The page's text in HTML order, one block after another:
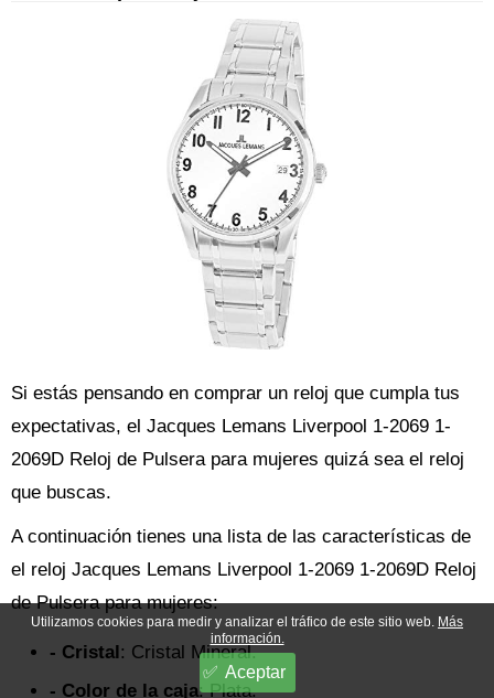
Si estás pensando en comprar un reloj que cumpla tus
expectativas, el Jacques Lemans Liverpool 1-2069 1-
2069D Reloj de Pulsera para mujeres quizá sea el reloj
que buscas.
A continuación tienes una lista de las características de
el reloj Jacques Lemans Liverpool 1-2069 1-2069D Reloj
de Pulsera para mujeres:
- Cristal: Cristal Mineral.
- Color de la caja: Plata.
Utilizamos cookies para medir y analizar el tráfico de este sitio web. Más
información.
Aceptar